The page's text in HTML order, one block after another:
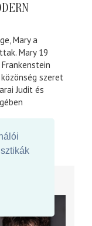
Mary a
Mary 19
szeret
Judit és